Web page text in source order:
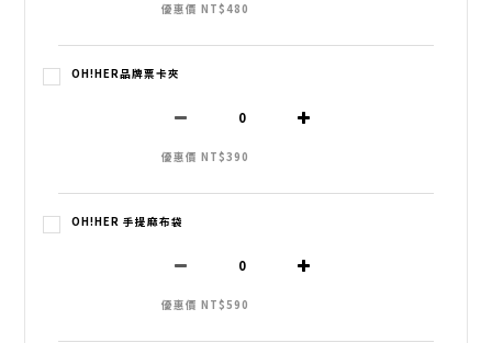
優惠價 NT$480
OH!HER品牌票卡夾
優惠價 NT$390
OH!HER 手提麻布袋
優惠價 NT$590